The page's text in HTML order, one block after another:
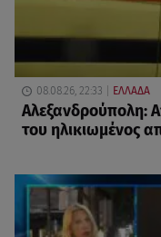
08.08.26, 22:33 ΕΛΛΑΔΑ
Αλεξανδρούπολη:
του ηλικιωμένος